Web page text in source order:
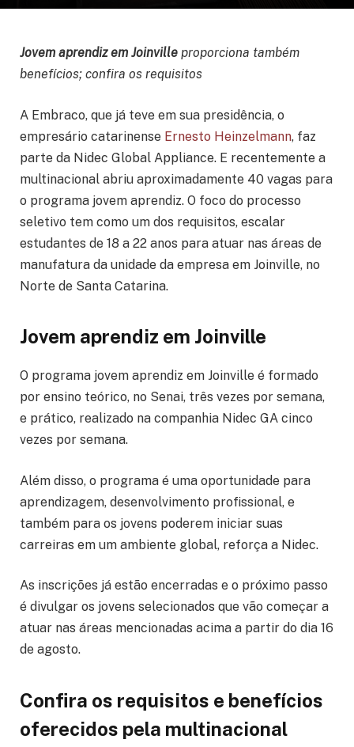
Jovem aprendiz em Joinville proporciona também
benefícios; confira os requisitos
A Embraco, que já teve em sua presidência, o
empresário catarinense Ernesto Heinzelmann, faz
parte da Nidec Global Appliance. E recentemente a
multinacional abriu aproximadamente 40 vagas para
o programa jovem aprendiz. O foco do processo
seletivo tem como um dos requisitos, escalar
estudantes de 18 a 22 anos para atuar nas áreas de
manufatura da unidade da empresa em Joinville, no
Norte de Santa Catarina.
Jovem aprendiz em Joinville
O programa jovem aprendiz em Joinville é formado
por ensino teórico, no Senai, três vezes por semana,
e prático, realizado na companhia Nidec GA cinco
vezes por semana.
Além disso, o programa é uma oportunidade para
aprendizagem, desenvolvimento profissional, e
também para os jovens poderem iniciar suas
carreiras em um ambiente global, reforça a Nidec.
As inscrições já estão encerradas e o próximo passo
é divulgar os jovens selecionados que vão começar a
atuar nas áreas mencionadas acima a partir do dia 16
de agosto.
Confira os requisitos e benefícios
oferecidos pela multinacional